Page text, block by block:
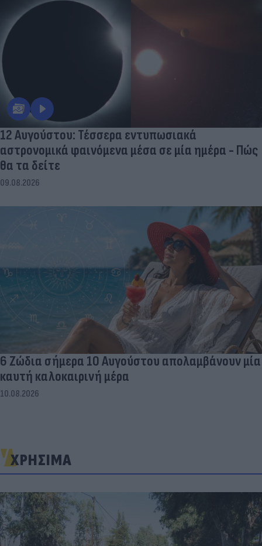
12 Αυγούστου: Τέσσερα εντυπωσιακά
αστρονομικά φαινόμενα μέσα σε μία ημέρα - Πώς
θα τα δείτε
09.08.2026
6 Ζώδια σήμερα 10 Αυγούστου απολαμβάνουν μία
καυτή καλοκαιρινή μέρα
10.08.2026
ΧΡΗΣΙΜΑ